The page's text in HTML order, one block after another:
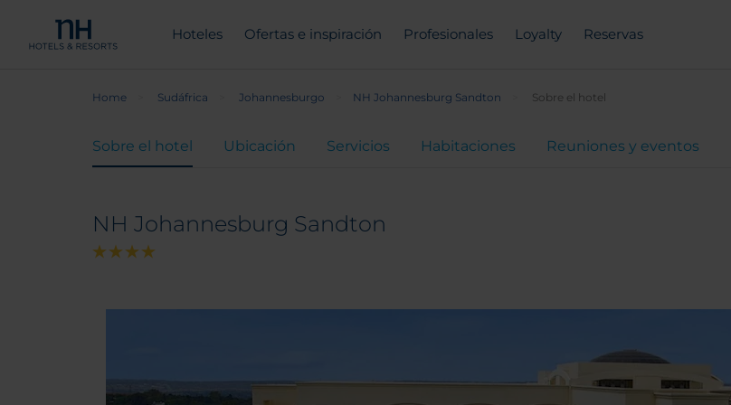
Hoteles Ofertas e inspiración Profesionales Loyalty Reservas
Home Sudáfrica Johannesburgo NH Johannesburg Sandton Sobre el hotel
Sobre el hotel Ubicación Servicios Habitaciones Reuniones y eventos
NH Johannesburg Sandton